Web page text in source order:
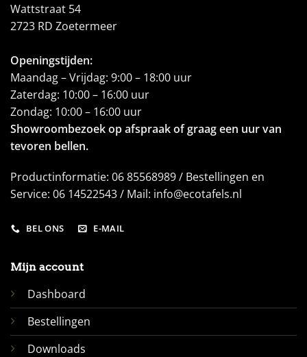
Wattstraat 54
2723 RD Zoetermeer
Openingstijden:
Maandag – Vrijdag: 9:00 – 18:00 uur
Zaterdag: 10:00 – 16:00 uur
Zondag: 10:00 – 16:00 uur
Showroombezoek op afspraak of graag een uur van
tevoren bellen.
Productinformatie: 06 85568989 / Bestellingen en
Service: 06 14522543 / Mail: info@ecotafels.nl
BEL ONS E-MAIL
Mijn account
Dashboard
Bestellingen
Downloads